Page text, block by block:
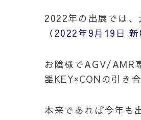
2022年の出展では
（ 2022年9月19日
お陰様でAGV/AMR
器KEY×CONの引き
本来であれば今年も